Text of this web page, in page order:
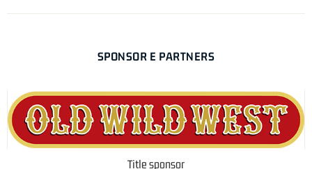
SPONSOR E PARTNERS
Title sponsor